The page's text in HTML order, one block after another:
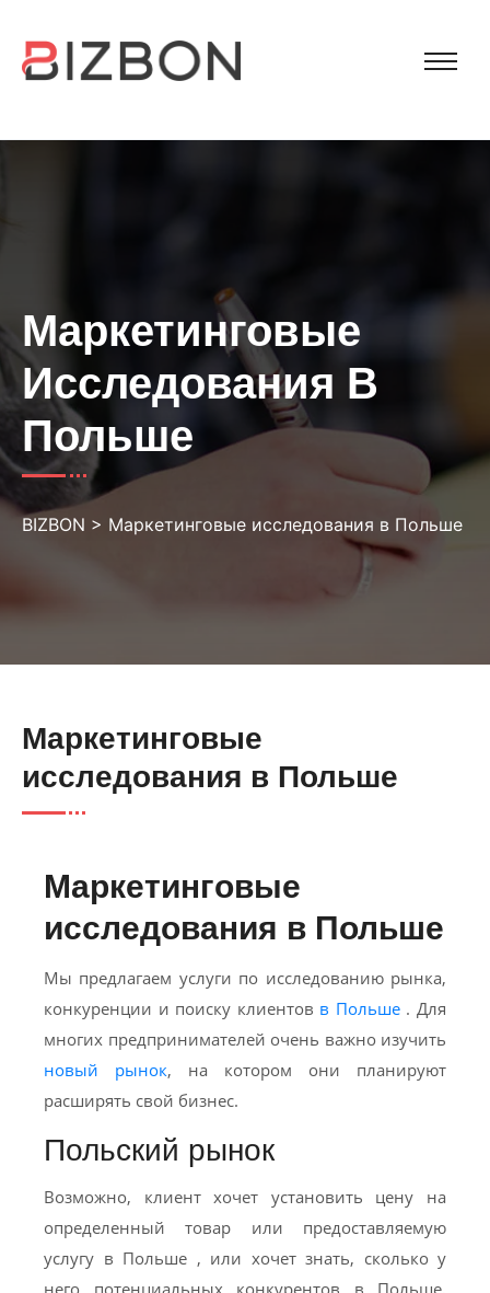
Маркетинговые
Исследования В
Польше
BIZBON > Маркетинговые исследования в Польше
Маркетинговые
исследования в Польше
Маркетинговые
исследования в Польше
Мы предлагаем услуги по исследованию рынка,
конкуренции и поиску клиентов в Польше. Для
многих предпринимателей очень важно изучить
новый рынок, на котором они планируют
расширять свой бизнес.
Польский рынок
Возможно, клиент хочет установить цену на
определенный товар или предоставляемую
услугу в Польше , или хочет знать, сколько у
него потенциальных конкурентов в Польше,